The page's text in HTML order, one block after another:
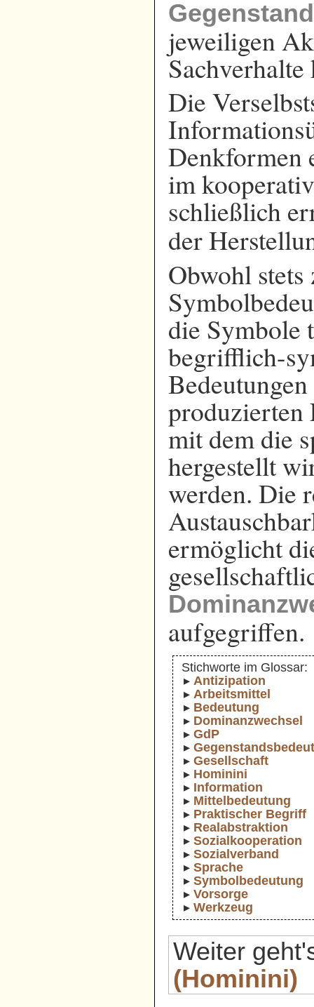
jeweiligen
Die
Denkformen
im
schließlich
der
Obwohl
die Symbole
begrifflich-
produzierten
mit dem die
hergestellt
werden. Die
ermöglicht
aufgegriffen.
Stichworte im Glossar:
Antizipation
Arbeitsmittel
Bedeutung
Dominanzwechsel
GdP
Gesellschaft
Hominini
Information
Mittelbedeutung
Praktischer Begriff
Realabstraktion
Sozialkooperation
Sozialverband
Sprache
Symbolbedeutung
Vorsorge
Werkzeug
Weiter
(Hominini)